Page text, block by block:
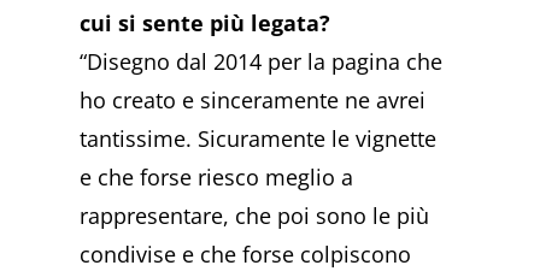
cui si sente più legata?
“Disegno dal 2014 per la pagina che
ho creato e sinceramente ne avrei
tantissime. Sicuramente le vignette
e che forse riesco meglio a
rappresentare, che poi sono le più
condivise e che forse colpiscono